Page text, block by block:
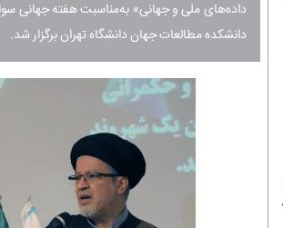
دانشکده مطالعات جهان دانشگاه تهران برگزار شد.